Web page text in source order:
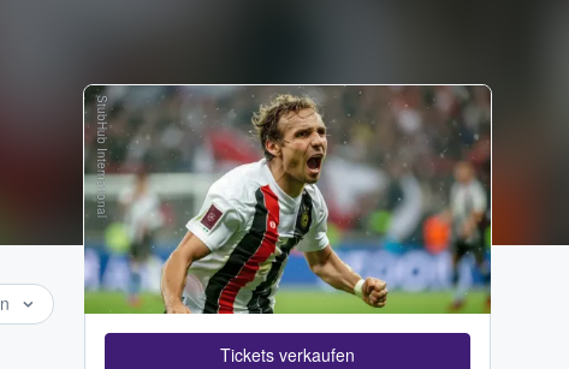
StubHub International
Tickets verkaufen